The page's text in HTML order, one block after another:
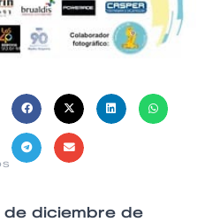
de diciembre de